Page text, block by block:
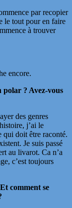
par recopier
le tout pour en faire
à trouver
encore.
polar ? Avez-vous
des genres
j’ai le
qui doit être raconté.
Je suis passé
au livarot. Ca n’a
c’est toujours
comment se